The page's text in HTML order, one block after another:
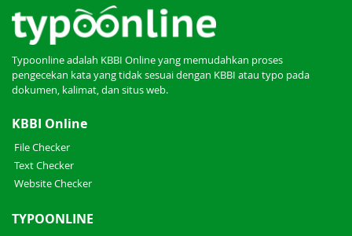
Typoonline adalah KBBI Online yang memudahkan proses
pengecekan kata yang tidak sesuai dengan KBBI atau typo pada
dokumen, kalimat, dan situs web.
KBBI Online
File Checker
Text Checker
Website Checker
TYPOONLINE